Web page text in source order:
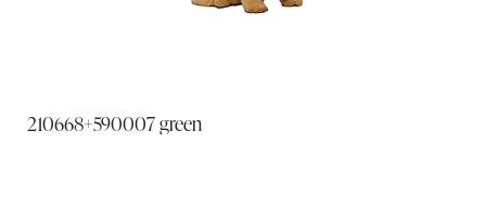
210668+590007 green